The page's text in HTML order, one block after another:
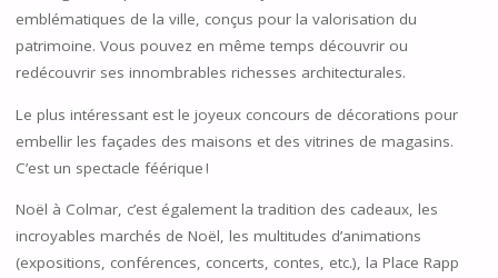
emblématiques de la ville, conçus pour la valorisation du
patrimoine. Vous pouvez en même temps découvrir ou
redécouvrir ses innombrables richesses architecturales.
Le plus intéressant est le joyeux concours de décorations pour
embellir les façades des maisons et des vitrines de magasins.
C’est un spectacle féérique !
Noël à Colmar, c’est également la tradition des cadeaux, les
incroyables marchés de Noël, les multitudes d’animations
(expositions, conférences, concerts, contes, etc.), la Place Rapp